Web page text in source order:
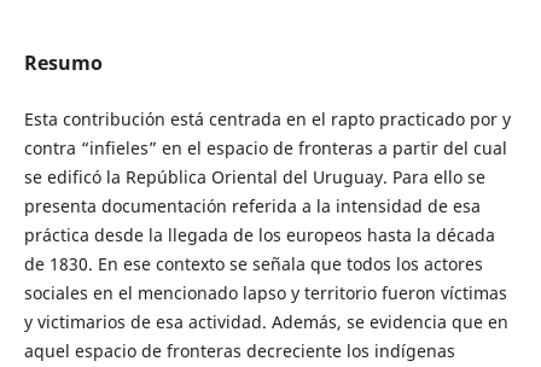
Resumo
Esta contribución está centrada en el rapto practicado por y
contra “infieles” en el espacio de fronteras a partir del cual
se edificó la República Oriental del Uruguay. Para ello se
presenta documentación referida a la intensidad de esa
práctica desde la llegada de los europeos hasta la década
de 1830. En ese contexto se señala que todos los actores
sociales en el mencionado lapso y territorio fueron víctimas
y victimarios de esa actividad. Además, se evidencia que en
aquel espacio de fronteras decreciente los indígenas